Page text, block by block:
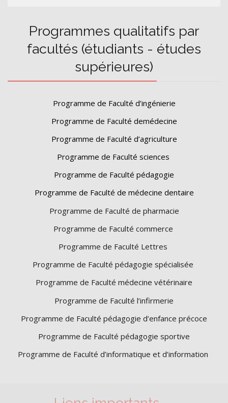
Programmes qualitatifs par
facultés (étudiants - études
supérieures)
Programme de Faculté d’ingénierie
Programme de Faculté demédecine
Programme de Faculté d’agriculture
Programme de Faculté sciences
Programme de Faculté pédagogie
Programme de Faculté de médecine dentaire
Programme de Faculté de pharmacie
Programme de Faculté commerce
Programme de Faculté Lettres
Programme de Faculté pédagogie spécialisée
Programme de Faculté médecine vétérinaire
Programme de Faculté l’infirmerie
Programme de Faculté pédagogie d’enfance précoce
Programme de Faculté pédagogie sportive
Programme de Faculté d’informatique et d’information